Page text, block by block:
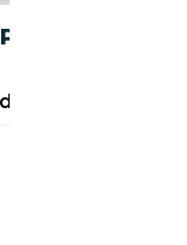
-
perfecte auto.